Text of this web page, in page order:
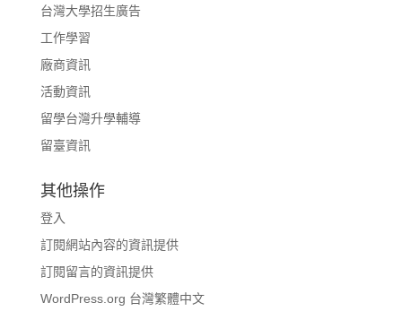
台灣大學招生廣告
工作學習
廠商資訊
活動資訊
留學台灣升學輔導
留臺資訊
其他操作
登入
訂閱網站內容的資訊提供
訂閱留言的資訊提供
WordPress.org 台灣繁體中文